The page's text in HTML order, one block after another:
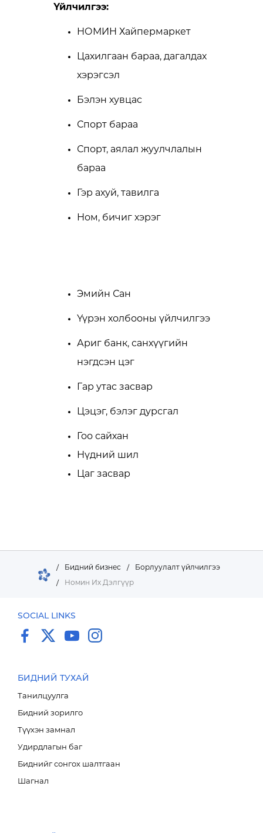
НИЙГМИЙН ХАРИУЦЛАГА
Үйлчилгээ:
НОМИН Хайпермаркет
Цахилгаан бараа, дагалдах
хэрэгсэл
Бэлэн хувцас
Спорт бараа
Спорт, аялал жуулчлалын
бараа
Гэр ахуй, тавилга
Ном, бичиг хэрэг
Эмийн Сан
Үүрэн холбооны үйлчилгээ
Ариг банк, санхүүгийн
нэгдсэн цэг
Гар утас засвар
Цэцэг, бэлэг дурсгал
Гоо сайхан
Нүдний шил
Цаг засвар
/ Бидний бизнес / Борлуулалт үйлчилгээ
/ Номин Их Дэлгүүр
SOCIAL LINKS
БИДНИЙ ТУХАЙ
Танилцуулга
Бидний зорилго
Түүхэн замнал
Удирдлагын баг
Биднийг сонгох шалтгаан
Шагнал